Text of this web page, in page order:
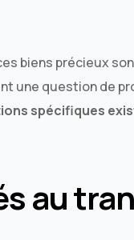
biens précieux
une question de
spécifiques
au